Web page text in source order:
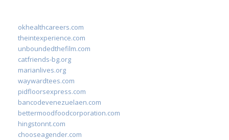
okhealthcareers.com
theintexperience.com
unboundedthefilm.com
catfriends-bg.org
marianlives.org
waywardtees.com
pidfloorsexpress.com
bancodevenezuelaen.com
bettermoodfoodcorporation.com
hingstonnt.com
chooseagender.com